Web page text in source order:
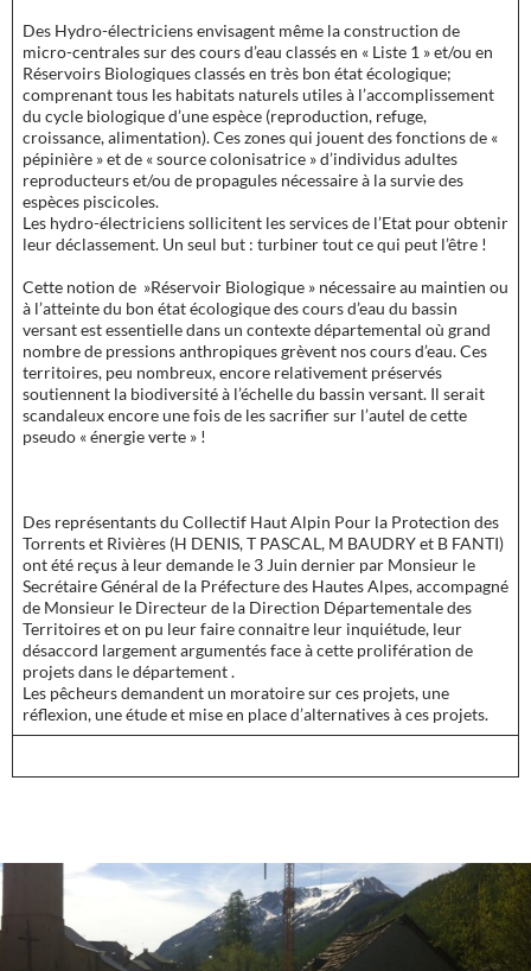
Des Hydro-électriciens envisagent même la construction de
micro-centrales sur des cours d’eau classés en « Liste 1 » et/ou en
Réservoirs Biologiques classés en très bon état écologique;
comprenant tous les habitats naturels utiles à l’accomplissement
du cycle biologique d’une espèce (reproduction, refuge,
croissance, alimentation). Ces zones qui jouent des fonctions de «
pépinière » et de « source colonisatrice » d’individus adultes
reproducteurs et/ou de propagules nécessaire à la survie des
espèces piscicoles.
Les hydro-électriciens sollicitent les services de l’Etat pour obtenir
leur déclassement. Un seul but : turbiner tout ce qui peut l’être !
Cette notion de »Réservoir Biologique » nécessaire au maintien ou
à l’atteinte du bon état écologique des cours d’eau du bassin
versant est essentielle dans un contexte départemental où grand
nombre de pressions anthropiques grèvent nos cours d’eau. Ces
territoires, peu nombreux, encore relativement préservés
soutiennent la biodiversité à l’échelle du bassin versant. Il serait
scandaleux encore une fois de les sacrifier sur l’autel de cette
pseudo « énergie verte » !
Des représentants du Collectif Haut Alpin Pour la Protection des
Torrents et Rivières (H DENIS, T PASCAL, M BAUDRY et B FANTI)
ont été reçus à leur demande le 3 Juin dernier par Monsieur le
Secrétaire Général de la Préfecture des Hautes Alpes, accompagné
de Monsieur le Directeur de la Direction Départementale des
Territoires et on pu leur faire connaitre leur inquiétude, leur
désaccord largement argumentés face à cette prolifération de
projets dans le département .
Les pêcheurs demandent un moratoire sur ces projets, une
réflexion, une étude et mise en place d’alternatives à ces projets.